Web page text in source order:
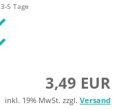
3-5 Tage
3,49 EUR
inkl. 19% MwSt. zzgl. Versand